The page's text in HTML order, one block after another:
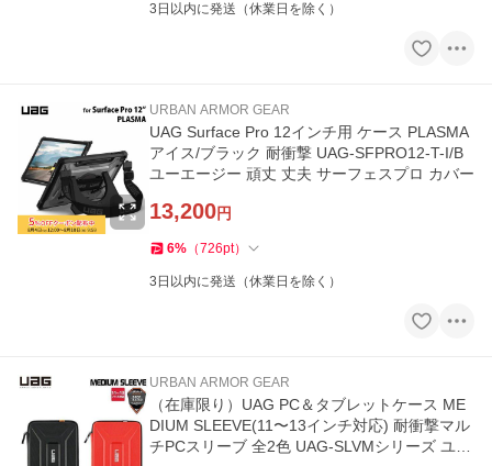
3日以内に発送（休業日を除く）
URBAN ARMOR GEAR
UAG Surface Pro 12インチ用 ケース PLASMA
アイス/ブラック 耐衝撃 UAG-SFPRO12-T-I/B
ユーエージー 頑丈 丈夫 サーフェスプロ カバー
13,200円
6% （726pt）
3日以内に発送（休業日を除く）
URBAN ARMOR GEAR
（在庫限り）UAG PC＆タブレットケース ME
DIUM SLEEVE(11〜13インチ対応) 耐衝撃マル
チPCスリーブ 全2色 UAG-SLVMシリーズ ユー